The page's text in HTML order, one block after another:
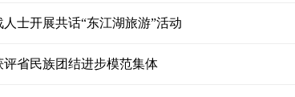
士开展共话“东江湖旅游”活动
评省民族团结进步模范集体